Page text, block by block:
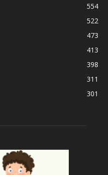
554
522
473
413
398
311
301